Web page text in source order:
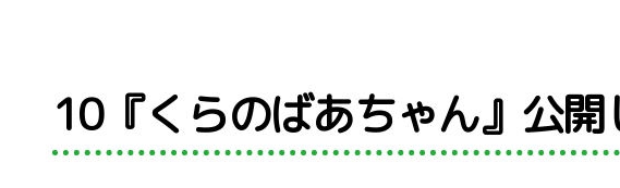
カ
テ
ゴ
10『くらのばあちゃん』公開